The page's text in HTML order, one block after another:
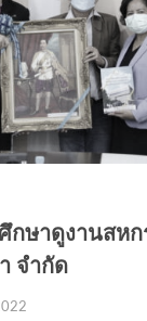
ษาดูงานสห
จำกัด